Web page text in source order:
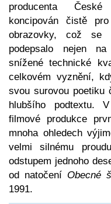
producenta
koncipován čistě
obrazovky, což se
podepsalo nejen na
snížené technické
celkovém vyznění,
svou surovou poetiku
hlubšího podtextu.
filmové produkce
mnoha ohledech
velmi silnému
odstupem jednoho
od natočení Obecné
1991.